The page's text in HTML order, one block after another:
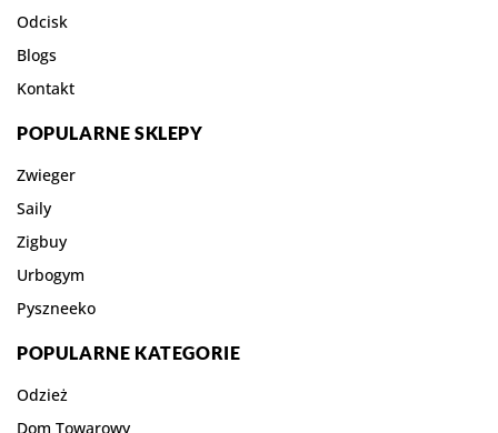
Odcisk
Blogs
Kontakt
POPULARNE SKLEPY
Zwieger
Saily
Zigbuy
Urbogym
Pyszneeko
POPULARNE KATEGORIE
Odzież
Dom Towarowy